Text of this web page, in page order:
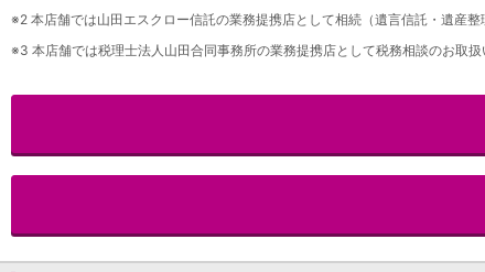
アプリ
イオン銀行アプリ TOP
AEON Pay
AEON Pay
口座振替サービス
※2 本店舗では山田エスクロー信託の業務提携店として相続（遺言信託・遺産
※3 本店舗では税理士法人山田合同事務所の業務提携店として税務相談のお取